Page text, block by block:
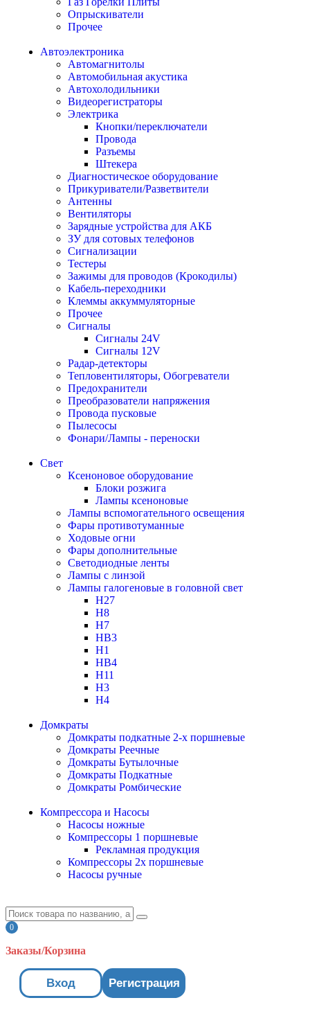
Опрыскиватели
Прочее
Автоэлектроника
Автомагнитолы
Автомобильная акустика
Автохолодильники
Видеорегистраторы
Электрика
Кнопки/переключатели
Провода
Разъемы
Штекера
Диагностическое оборудование
Прикуриватели/Разветвители
Антенны
Вентиляторы
Зарядные устройства для АКБ
ЗУ для сотовых телефонов
Сигнализации
Тестеры
Зажимы для проводов (Крокодилы)
Кабель-переходники
Клеммы аккуммуляторные
Прочее
Сигналы
Сигналы 24V
Сигналы 12V
Радар-детекторы
Тепловентиляторы, Обогреватели
Предохранители
Преобразователи напряжения
Провода пусковые
Пылесосы
Фонари/Лампы - переноски
Свет
Ксеноновое оборудование
Блоки розжига
Лампы ксеноновые
Лампы вспомогательного освещения
Фары противотуманные
Ходовые огни
Фары дополнительные
Светодиодные ленты
Лампы с линзой
Лампы галогеновые в головной свет
H27
H8
H7
HB3
H1
HB4
H11
H3
H4
Домкраты
Домкраты подкатные 2-х поршневые
Домкраты Реечные
Домкраты Бутылочные
Домкраты Подкатные
Домкраты Ромбические
Компрессора и Насосы
Насосы ножные
Компрессоры 1 поршневые
Рекламная продукция
Компрессоры 2х поршневые
Насосы ручные
0
Заказы/Корзина
Вход Регистрация